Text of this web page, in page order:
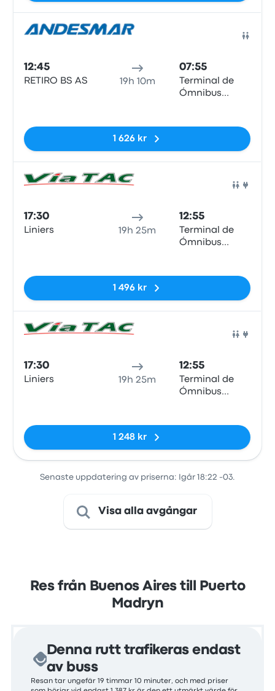
12:45
RETIRO BS AS 19h 10m
07:55
Terminal de
Ómnibus
1 626 kr
17:30
Liniers 19h 25m
12:55
Terminal de
Ómnibus
1 496 kr
17:30
Liniers 19h 25m
12:55
Terminal de
Ómnibus
1 248 kr
Senaste uppdatering av priserna: Igår 18:22 -03.
Visa alla avgångar
Res från Buenos Aires till Puerto
Madryn
Denna rutt trafikeras endast
av buss
Resan tar ungefär 19 timmar 10 minuter, och med priser